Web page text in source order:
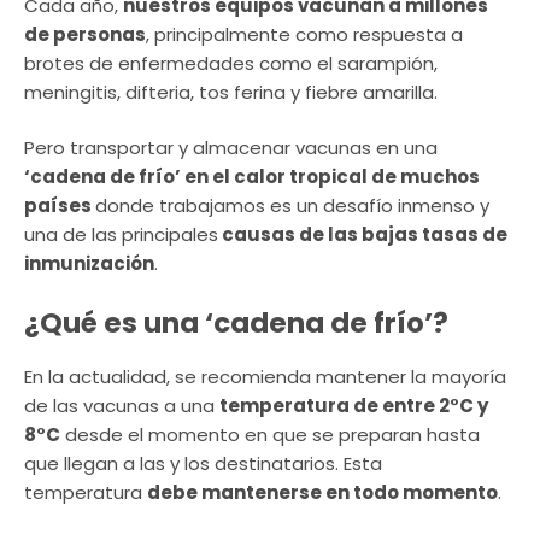
de personas, principalmente como respuesta a
brotes de enfermedades como el sarampión,
meningitis, difteria, tos ferina y fiebre amarilla.
Pero transportar y almacenar vacunas en una
‘cadena de frío’ en el calor tropical de muchos
paísesdonde trabajamos es un desafío inmenso y
una de las principales causas de las bajas tasas de
inmunización.
¿Qué es una ‘cadena de frío’?
En la actualidad, se recomienda mantener la mayoría
de las vacunas a una temperatura de entre 2°C y
8°C desde el momento en que se preparan hasta
que llegan a las y los destinatarios. Esta
temperatura debe mantenerse en todo momento.